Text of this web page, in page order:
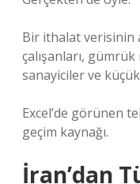
Bir ithalat verisinin
çalışanları,
sanayiciler ve
Excel’de görünen
geçim kaynağı.
İran’dan